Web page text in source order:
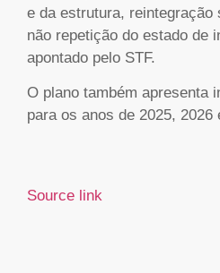
e da estrutura,
não repetição do estado de
apontado pelo STF.
O plano também apresenta
para os anos de 2025, 2026
Source link